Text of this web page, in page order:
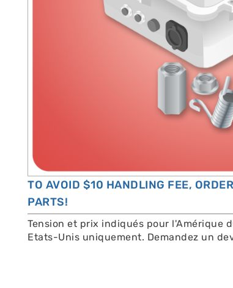
TO AVOID $10 HANDLING FEE,
PARTS!
Tension et prix indiqués pour l'Amérique
Etats-Unis uniquement. Demandez un